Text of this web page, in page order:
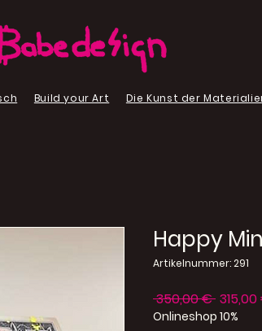
Build your Art Die Kunst der
Happy
Artikelnummer: 291
350,00 €
Onlineshop 10%